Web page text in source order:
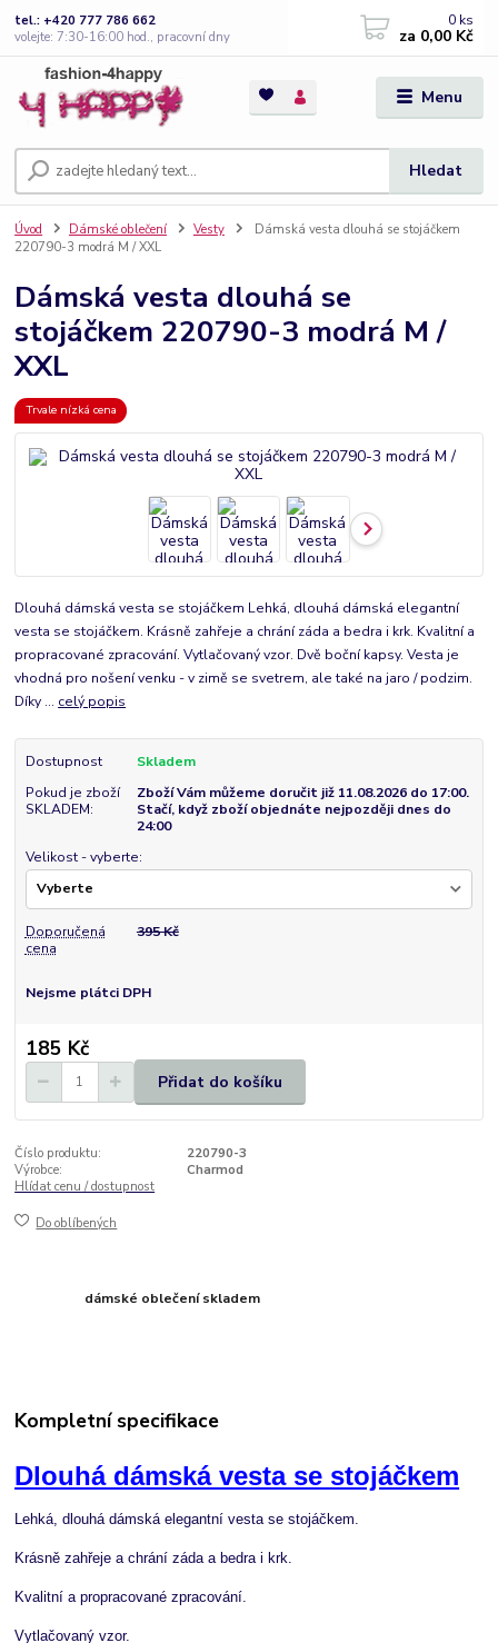
Menu
Hledat
tel.: +420 777 786 662
volejte: 7:30-16:00 hod., pracovní dny
0 ks
za 0,00 Kč
Úvod Dámské oblečení Vesty
Dámská vesta dlouhá se stojáčkem
220790-3 modrá M / XXL
Dámská vesta dlouhá se
stojáčkem 220790-3 modrá M /
XXL
Trvale nízká cena
Dlouhá dámská vesta se stojáčkem Lehká, dlouhá dámská elegantní
vesta se stojáčkem. Krásně zahřeje a chrání záda a bedra i krk. Kvalitní a
propracované zpracování. Vytlačovaný vzor. Dvě boční kapsy. Vesta je
vhodná pro nošení venku - v zimě se svetrem, ale také na jaro / podzim.
Díky ... celý popis
Dostupnost
Skladem
Pokud je zboží
SKLADEM:
Zboží Vám můžeme doručit již 11.08.2026 do 17:00.
Stačí, když zboží objednáte nejpozději dnes do
24:00
Velikost - vyberte:
Doporučená
cena
395 Kč
Nejsme plátci DPH
185 Kč
Přidat do košíku
Číslo produktu:
220790-3
Výrobce:
Charmod
Hlídat cenu / dostupnost
Do oblíbených
dámské oblečení skladem
Kompletní specifikace
Dlouhá dámská vesta se stojáčkem
Lehká, dlouhá dámská elegantní vesta se stojáčkem.
Krásně zahřeje a chrání záda a bedra i krk.
Kvalitní a propracované zpracování.
Vytlačovaný vzor.